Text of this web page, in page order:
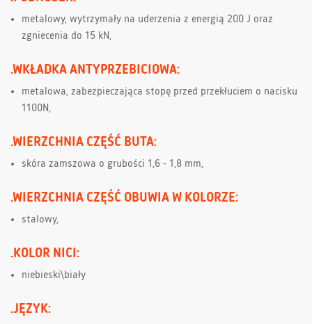
metalowy, wytrzymały na uderzenia z energią 200 J oraz
zgniecenia do 15 kN,
.WKŁADKA ANTYPRZEBICIOWA:
metalowa, zabezpieczająca stopę przed przekłuciem o nacisku
1100N,
.WIERZCHNIA CZĘŚĆ BUTA:
skóra zamszowa o grubości 1,6 - 1,8 mm,
.WIERZCHNIA CZĘŚĆ OBUWIA W KOLORZE:
stalowy,
.KOLOR NICI:
niebieski\biały
.JĘZYK: